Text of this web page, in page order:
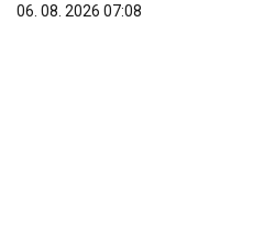
06. 08. 2026 07:08